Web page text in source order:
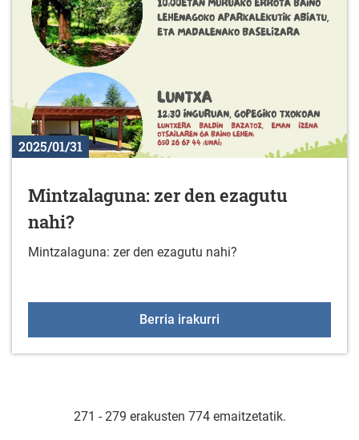
2025/01/31
Mintzalaguna: zer den ezagutu
nahi?
Mintzalaguna: zer den ezagutu nahi?
Berria irakurri
271 - 279 erakusten 774 emaitzetatik.